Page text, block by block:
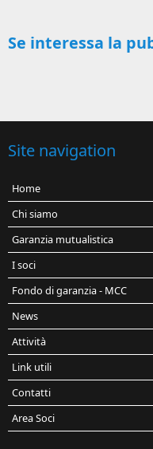
Se interessa la
Site navigation
Home
Chi siamo
Garanzia mutualistica
I soci
Fondo di garanzia - MCC
News
Attività
Link utili
Contatti
Area Soci